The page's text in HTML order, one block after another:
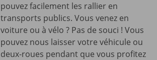
pouvez facilement les rallier en
transports publics. Vous venez en
voiture ou à vélo ? Pas de souci ! Vous
pouvez nous laisser votre véhicule ou
deux-roues pendant que vous profitez